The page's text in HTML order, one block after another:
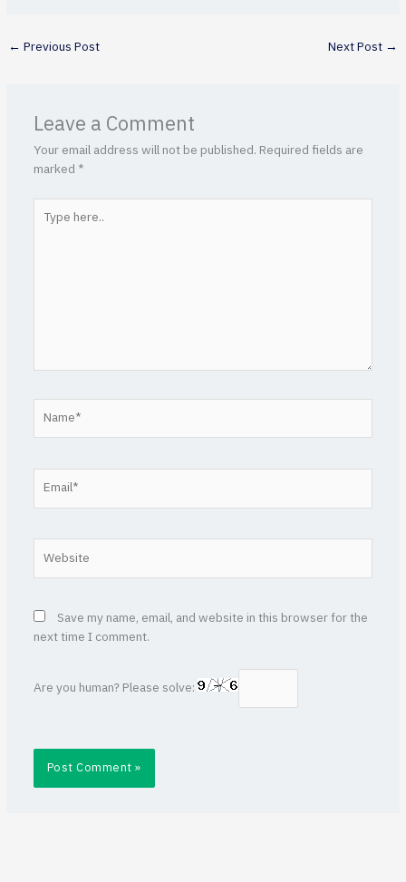
← Previous Post Next Post →
Leave a Comment
Your email address will not be published. Required fields are
marked *
Type
here..
Name*
Save my name, email, and website in this browser for the
next time I comment.
Are you human? Please solve: